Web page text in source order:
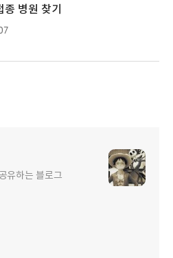
병원 찾기
유하는 블로그